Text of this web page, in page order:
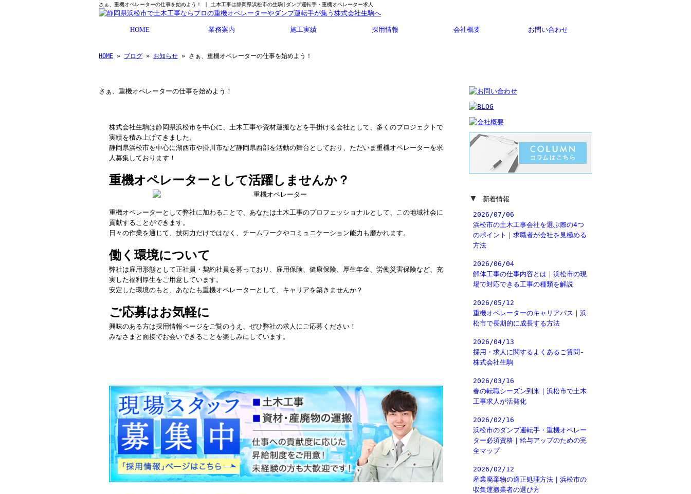
さぁ、重機オペレーターの仕事を始めよう！ | 土木工事は静岡県浜松市の生駒|ダンプ運転手・重機オペレーター求人
HOME 業務案内 施工実績 採用情報 会社概要 お問い合わせ
HOME » ブログ » お知らせ » さぁ、重機オペレーターの仕事を始めよう！
さぁ、重機オペレーターの仕事を始めよう！
株式会社生駒は静岡県浜松市を中心に、土木工事や資材運搬などを手掛ける会社として、多くのプロジェクトで
実績を積み上げてきました。
静岡県浜松市を中心に湖西市や掛川市など静岡県西部を活動の舞台としており、ただいま重機オペレーターを求
人募集しております！
重機オペレーターとして活躍しませんか？
重機オペレーターとして弊社に加わることで、あなたは土木工事のプロフェッショナルとして、この地域社会に
貢献することができます。
日々の作業を通じて、技術力だけではなく、チームワークやコミュニケーション能力も磨かれます。
働く環境について
弊社は雇用形態として正社員・契約社員を募っており、雇用保険、健康保険、厚生年金、労働災害保険など、充
実した福利厚生をご用意しています。
安定した環境のもと、あなたも重機オペレーターとして、キャリアを築きませんか？
ご応募はお気軽に
興味のある方は採用情報ページをご覧のうえ、ぜひ弊社の求人にご応募ください！
みなさまと面接でお会いできることを楽しみにしています。
▼ 新着情報
2026/07/06
浜松市の土木工事会社を選ぶ際の4つ
のポイント｜求職者が会社を見極める
方法
2026/06/04
解体工事の仕事内容とは｜浜松市の現
場で対応できる工事の種類を解説
2026/05/12
重機オペレーターのキャリアパス｜浜
松市で長期的に成長する方法
2026/04/13
採用・求人に関するよくあるご質問-
株式会社生駒
2026/03/16
春の転職シーズン到来｜浜松市で土木
工事求人が活発化
2026/02/16
浜松市のダンプ運転手・重機オペレー
ター必須資格｜給与アップのための完
全マップ
2026/02/12
産業廃棄物の適正処理方法｜浜松市の
収集運搬業者の選び方